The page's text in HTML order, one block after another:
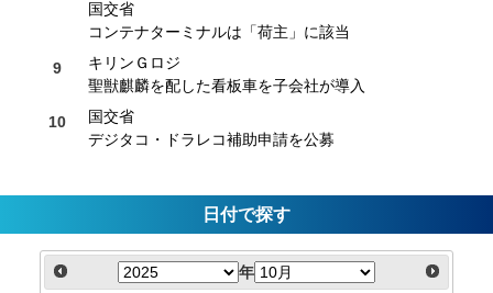
国交省
コンテナターミナルは「荷主」に該当
キリンＧロジ
聖獣麒麟を配した看板車を子会社が導入
国交省
デジタコ・ドラレコ補助申請を公募
日付で探す
年